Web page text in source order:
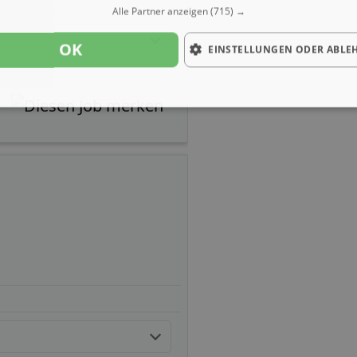
Alle Partner anzeigen(715) →
OK EINSTELLUNGEN ODER